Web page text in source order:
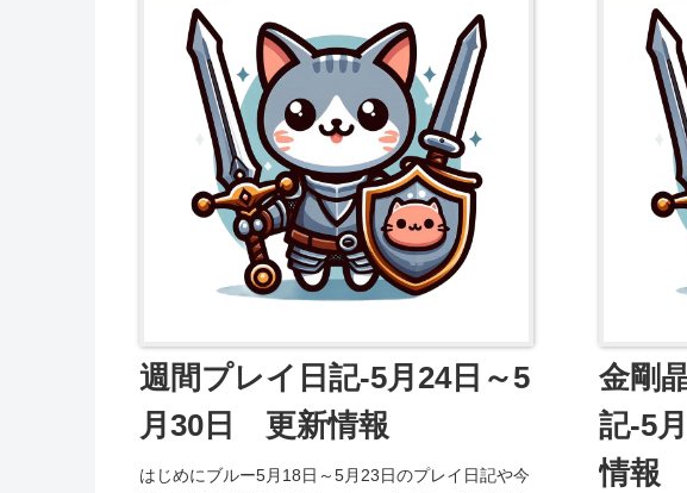
週間プレイ日記-5月24日～5
月30日 更新情報
はじめにブルー5月18日～5月23日のプレイ日記や今
金剛
記-5
情報